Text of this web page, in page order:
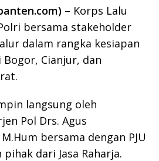
– Korps Lalu
bersama stakeholder
dalam rangka kesiapan
Cianjur, dan
langsung oleh
Pol Drs. Agus
bersama dengan PJU
dari Jasa Raharja.